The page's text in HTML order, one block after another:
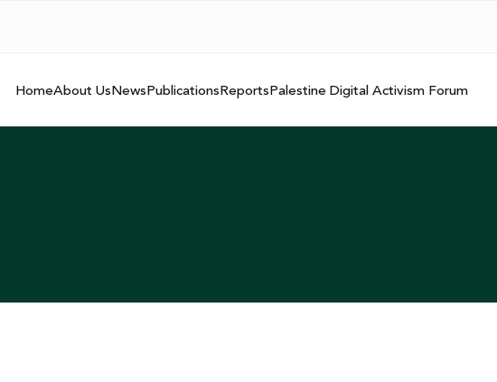
HomeAbout UsNewsPublicationsReportsPalestine Digital Activism Forum